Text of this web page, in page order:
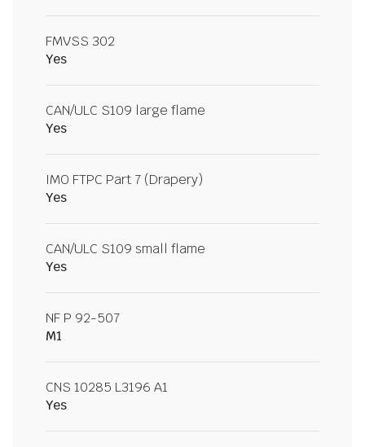
FMVSS 302
Yes
CAN/ULC S109 large flame
Yes
IMO FTPC Part 7 (Drapery)
Yes
CAN/ULC S109 small flame
Yes
NF P 92-507
M1
CNS 10285 L3196 A1
Yes